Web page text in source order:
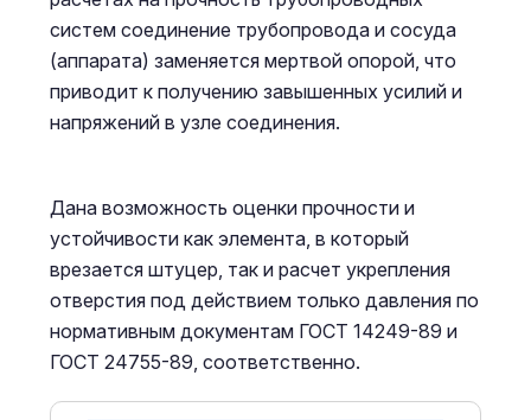
систем соединение трубопровода и сосуда
(аппарата) заменяется мертвой опорой, что
приводит к получению завышенных усилий и
напряжений в узле соединения.
Дана возможность оценки прочности и
устойчивости как элемента, в который
врезается штуцер, так и расчет укрепления
отверстия под действием только давления по
нормативным документам ГОСТ 14249-89 и
ГОСТ 24755-89, соответственно.